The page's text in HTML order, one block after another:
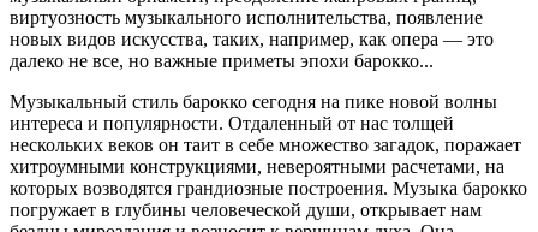
виртуозность музыкального исполнительства, появление
новых видов искусства, таких, например, как опера — это
далеко не все, но важные приметы эпохи барокко...
Музыкальный стиль барокко сегодня на пике новой волны
интереса и популярности. Отдаленный от нас толщей
нескольких веков он таит в себе множество загадок, поражает
хитроумными конструкциями, невероятными расчетами, на
которых возводятся грандиозные построения. Музыка барокко
погружает в глубины человеческой души, открывает нам